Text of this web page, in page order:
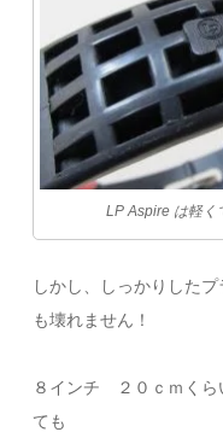
LP Aspire は軽く
しかし、しっかりした
も壊れません！
８インチ ２０ｃｍくら
ても